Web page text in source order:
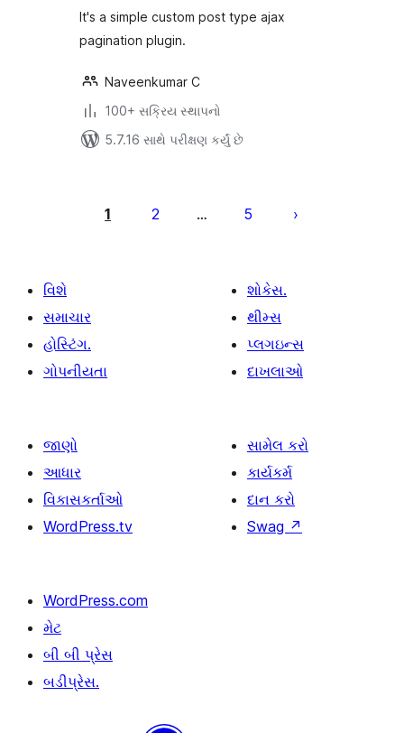
It's a simple custom post type ajax
pagination plugin.
Naveenkumar C
100+ સક્રિય સ્થાપનો
5.7.16 સાથે પરીક્ષણ કર્યું છે
પૃષ્ઠ
1 2 … 5
વિશે
સમાચાર
હોસ્ટિંગ.
ગોપનીયતા
શોકેસ.
થીમ્સ
પ્લગઇન્સ
દાખલાઓ
જાણો
આધાર
વિકાસકર્તાઓ
WordPress.tv
સામેલ કરો
કાર્યકર્મ
દાન કરો
Swag ↗
WordPress.com
મેટ
બી બી પ્રેસ
બડીપ્રેસ.